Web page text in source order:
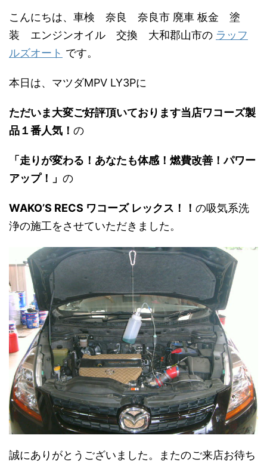
こんにちは、車検 奈良 奈良市 廃車 板金 塗
装 エンジンオイル 交換 大和郡山市の ラッフ
ルズオート です。
本日は、マツダMPV LY3Pに
ただいま大変ご好評頂いております当店ワコーズ製
品１番人気！ の
「 走りが変わる！あなたも体感！燃費改善！パワー
アップ！」 の
WAKO’S RECS ワコーズ レックス！！ の吸気系洗
浄の施工をさせていただきました。
誠にありがとうございました。またのご来店お待ち